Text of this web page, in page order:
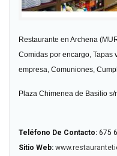
Restaurante en Archena
Comidas por encargo, Tapas
empresa, Comuniones,
Plaza Chimenea de Basilio s/
Teléfono De Contacto: 675
Sitio Web: